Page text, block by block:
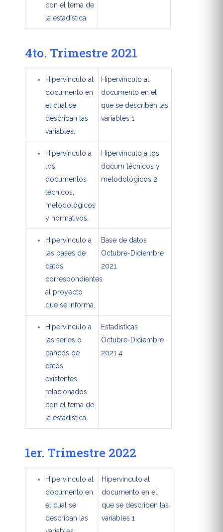
con el tema de
la estadística.
4to. Trimestre 2021
Hipervínculo al
documento en
el cual se
describan las
variables.
Hipervínculo al
documento en el
que se describen las
variables 1
Hipervínculo a
los
documentos
técnicos,
metodológicos
y normativos.
Hipervínculo a los
docum técnicos y
metodológicos 2
Hipervínculo a
las bases de
datos
correspondientes
al proyecto
que se informa.
Base de datos
Octubre-Diciembre
2021
Hipervínculo a
las series o
bancos de
datos
existentes,
relacionados
con el tema de
la estadística.
Estadísticas
Octubre-Diciembre
2021 4
1er. Trimestre 2022
Hipervínculo al
documento en
el cual se
describan las
Hipervínculo al
documento en el
que se describen las
variables 1